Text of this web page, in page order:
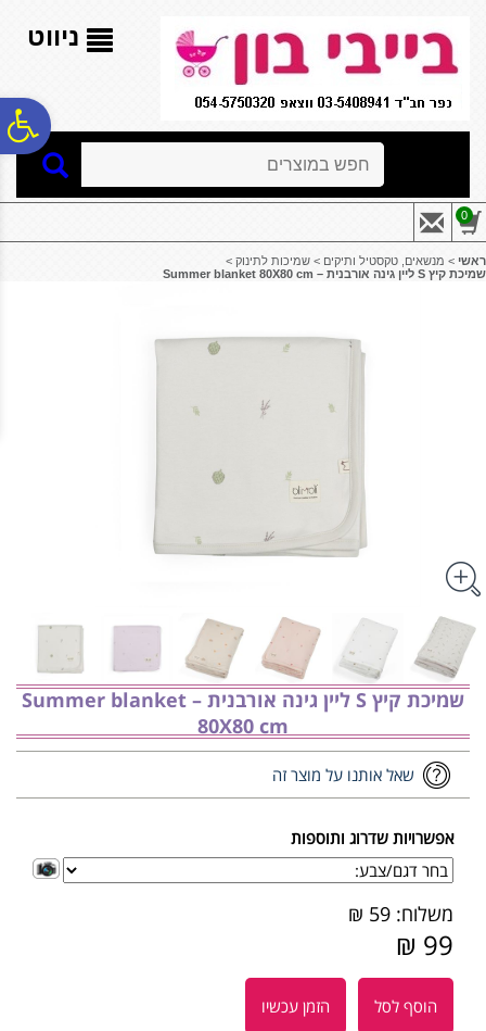
נגישות
אתר
המרכזי
ניווט
0
ראשי > מנשאים, טקסטיל ותיקים > שמיכות לתינוק >
שמיכת קיץ S ליין גינה אורבנית – Summer blanket 80X80 cm
שמיכת קיץ S ליין גינה אורבנית – Summer blanket
80X80 cm
שאל אותנו על מוצר זה
אפשרויות שדרוג ותוספות
משלוח: 59 ₪
99 ₪
הוסף לסל הזמן עכשיו